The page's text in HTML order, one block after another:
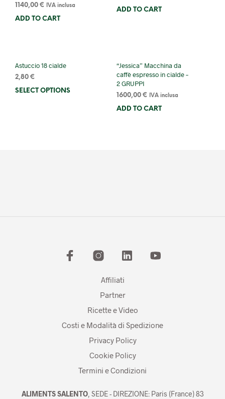
1140,00 € IVA inclusa
ADD TO CART
ADD TO CART
Astuccio 18 cialde
2,80 €
SELECT OPTIONS
“Jessica” Macchina da
caffè espresso in cialde –
2 GRUPPI
1600,00 € IVA inclusa
ADD TO CART
Affiliati
Partner
Ricette e Video
Costi e Modalità di Spedizione
Privacy Policy
Cookie Policy
Termini e Condizioni
ALIMENTS SALENTO, SEDE - DIREZIONE: Paris (France) 83